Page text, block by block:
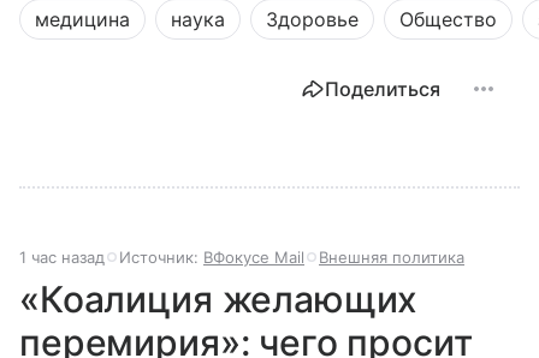
медицина наука Здоровье Общество
Поделиться
1 час назад Источник: ВФокусе Mail Внешняя политика
«Коалиция желающих
перемирия»: чего просит